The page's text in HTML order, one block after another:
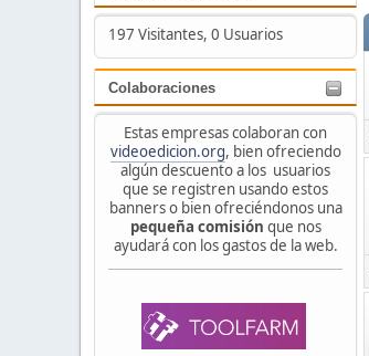
197 Visitantes, 0 Usuarios
Colaboraciones
Estas empresas colaboran con
videoedicion.org, bien ofreciendo
algún descuento a los usuarios
que se registren usando estos
banners o bien ofreciéndonos una
pequeña comisión que nos
ayudará con los gastos de la web.